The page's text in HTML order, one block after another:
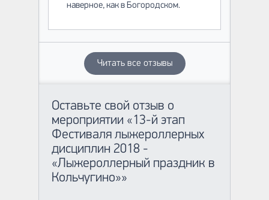
наверное, как в Богородском.
Читать все отзывы
Оставьте свой отзыв о
мероприятии «13-й этап
Фестиваля лыжероллерных
дисциплин 2018 -
«Лыжероллерный праздник в
Кольчугино»»